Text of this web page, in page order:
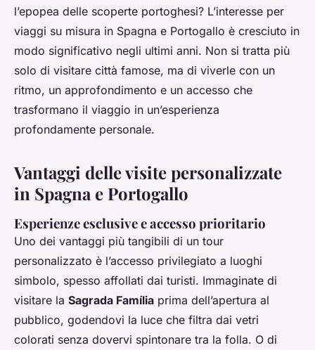
l’epopea delle scoperte portoghesi? L’interesse per
viaggi su misura in Spagna e Portogallo è cresciuto in
modo significativo negli ultimi anni. Non si tratta più
solo di visitare città famose, ma di viverle con un
ritmo, un approfondimento e un accesso che
trasformano il viaggio in un’esperienza
profondamente personale.
Vantaggi delle visite personalizzate
in Spagna e Portogallo
Esperienze esclusive e accesso prioritario
Uno dei vantaggi più tangibili di un tour
personalizzato è l’accesso privilegiato a luoghi
simbolo, spesso affollati dai turisti. Immaginate di
visitare la Sagrada Família prima dell’apertura al
pubblico, godendovi la luce che filtra dai vetri
colorati senza dovervi spintonare tra la folla. O di